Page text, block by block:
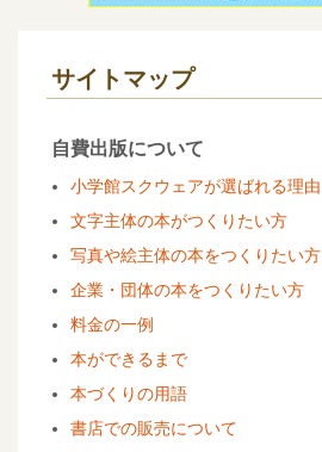
サイトマップ
自費出版について
小学館スクウェアが選ばれる理由
文字主体の本がつくりたい方
写真や絵主体の本をつくりたい方
企業・団体の本をつくりたい方
料金の一例
本ができるまで
本づくりの用語
書店での販売について